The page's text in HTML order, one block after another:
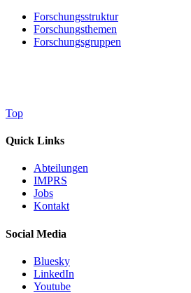
Forschungsstruktur
Forschungsthemen
Forschungsgruppen
Top
Quick Links
Abteilungen
IMPRS
Jobs
Kontakt
Social Media
Bluesky
LinkedIn
Youtube